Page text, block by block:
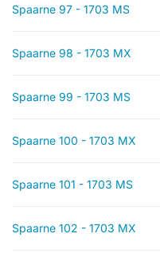
Spaarne 97 - 1703 MS
Spaarne 98 - 1703 MX
Spaarne 99 - 1703 MS
Spaarne 100 - 1703 MX
Spaarne 101 - 1703 MS
Spaarne 102 - 1703 MX